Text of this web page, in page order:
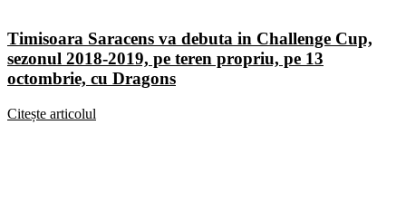
Timisoara Saracens va debuta in Challenge Cup,
sezonul 2018-2019, pe teren propriu, pe 13
octombrie, cu Dragons
Citește articolul